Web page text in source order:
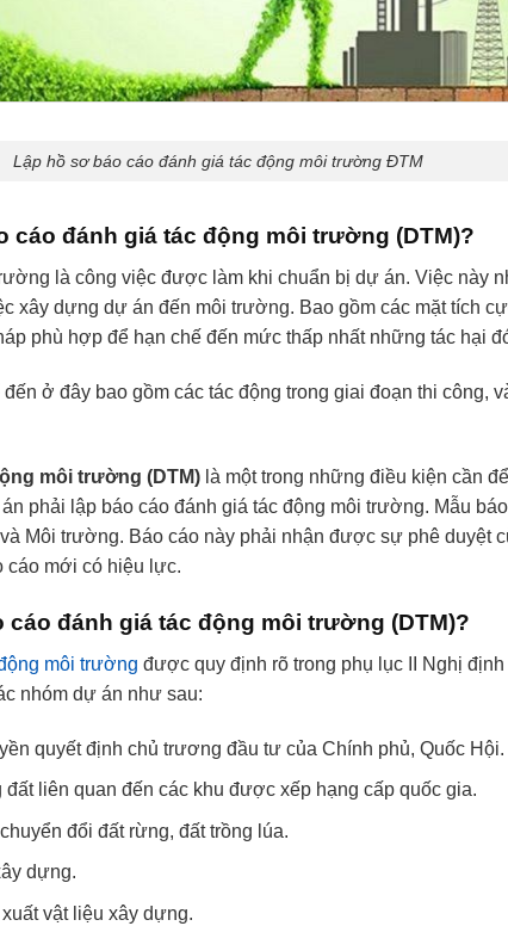
Lập hồ sơ báo cáo đánh giá tác động môi trường ĐTM
cáo đánh giá tác động môi trường (DTM)?
là công việc được làm khi chuẩn bị dự án. Việc này
xây dựng dự án đến môi trường. Bao gồm các mặt tích
phù hợp để hạn chế đến mức thấp nhất những tác hại
ở đây bao gồm các tác động trong giai đoạn thi công,
môi trường (DTM) là một trong những điều kiện cần
phải lập báo cáo đánh giá tác động môi trường. Mẫu
Môi trường. Báo cáo này phải nhận được sự phê duyệt
cáo mới có hiệu lực.
đánh giá tác động môi trường (DTM)?
môi trường được quy định rõ trong phụ lục II Nghị
nhóm dự án như sau:
quyết định chủ trương đầu tư của Chính phủ, Quốc Hội.
liên quan đến các khu được xếp hạng cấp quốc gia.
đổi đất rừng, đất trồng lúa.
dựng.
vật liệu xây dựng.